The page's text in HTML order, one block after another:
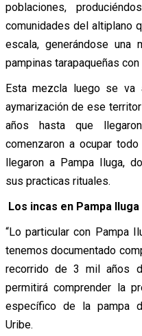
poblaciones,
comunidades del altiplano
escala, generándose una
pampinas tarapaqueñas
Esta mezcla luego se
aymarización de ese
años hasta que
comenzaron a ocupar
llegaron a Pampa Iluga,
sus practicas rituales.
Los incas en Pampa Iluga
“Lo particular con Pampa
tenemos documentado
recorrido de 3 mil años
permitirá comprender la
específico de la pampa
Uribe.